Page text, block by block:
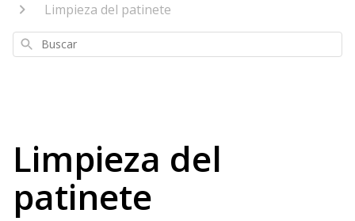
Limpieza del patinete
Buscar
Limpieza del
patinete